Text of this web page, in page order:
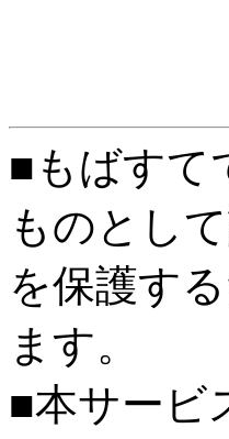
■もばすて
ものとし
を保護す
ます。
■本サービ